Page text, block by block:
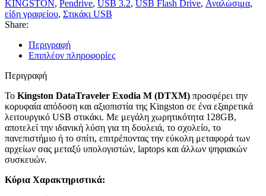
KINGSTON, Pendrive, USB 3.2, USB Flash Drive, Αναλώσιμα,
είδη γραφείου, Στικάκι USB
Share:
Περιγραφή
Επιπλέον πληροφορίες
Περιγραφή
Το Kingston DataTraveler Exodia M (DTXM) προσφέρει την
κορυφαία απόδοση και αξιοπιστία της Kingston σε ένα εξαιρετικά
λειτουργικό USB στικάκι. Με μεγάλη χωρητικότητα 128GB,
αποτελεί την ιδανική λύση για τη δουλειά, το σχολείο, το
πανεπιστήμιο ή το σπίτι, επιτρέποντας την εύκολη μεταφορά των
αρχείων σας μεταξύ υπολογιστών, laptops και άλλων ψηφιακών
συσκευών.
Κύρια Χαρακτηριστικά: